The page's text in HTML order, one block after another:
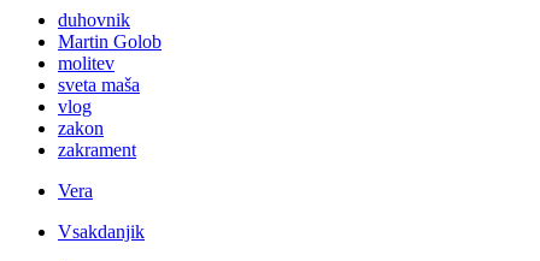
duhovnik
Martin Golob
molitev
sveta maša
vlog
zakon
zakrament
Vera
Vsakdanjik